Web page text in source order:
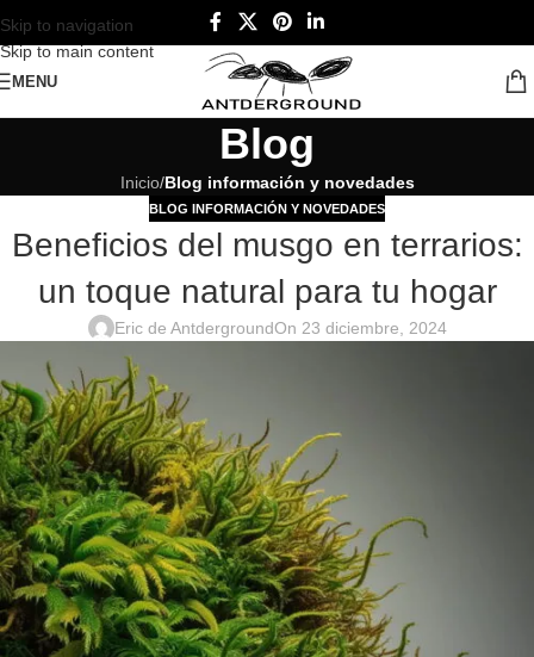
Skip to navigation
Skip to main content
MENU
Blog
Inicio/Blog información y novedades
BLOG INFORMACIÓN Y NOVEDADES
Beneficios del musgo en terrarios:
un toque natural para tu hogar
Eric de AntdergroundOn 23 diciembre, 2024